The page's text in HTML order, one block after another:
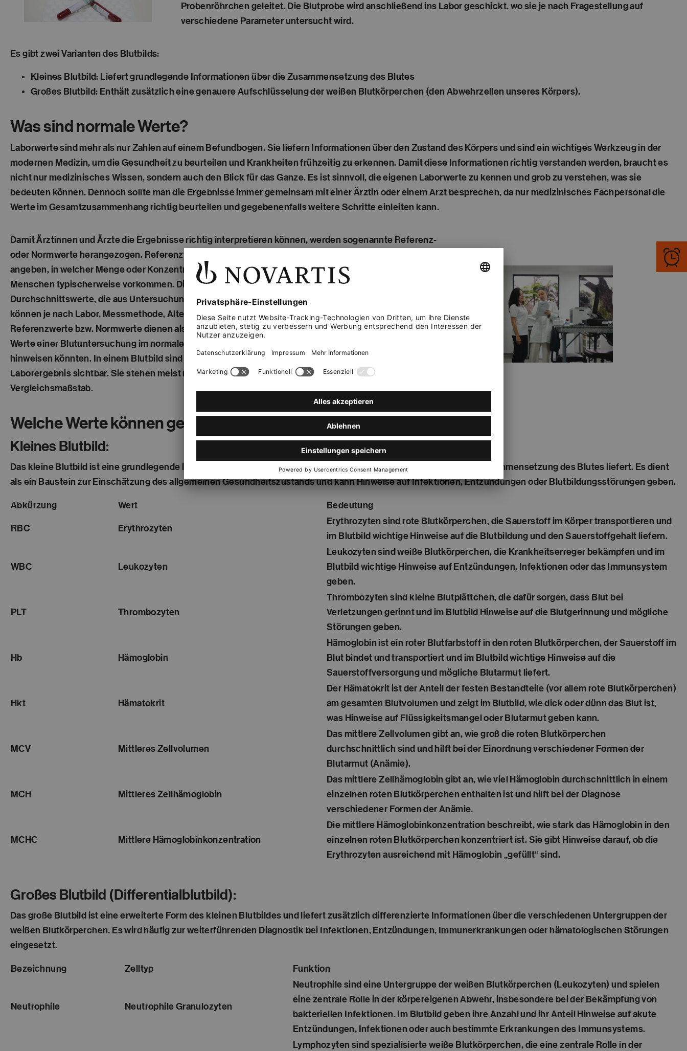
Probenröhrchen geleitet. Die Blutprobe wird anschließend ins Labor geschickt, wo sie je nach Fragestellung auf
verschiedene Parameter untersucht wird.
Es gibt zwei Varianten des Blutbilds:
Kleines Blutbild: Liefert grundlegende Informationen über die Zusammensetzung des Blutes
Großes Blutbild: Enthält zusätzlich eine genauere Aufschlüsselung der weißen Blutkörperchen (den Abwehrzellen unseres Körpers).
Was sind normale Werte?
Laborwerte sind mehr als nur Zahlen auf einem Befundbogen. Sie liefern Informationen über den Zustand des Körpers und sind ein wichtiges Werkzeug in der
modernen Medizin, um die Gesundheit zu beurteilen und Krankheiten frühzeitig zu erkennen. Damit diese Informationen richtig verstanden werden, braucht es
nicht nur medizinisches Wissen, sondern auch den Blick für das Ganze. Es ist sinnvoll, die eigenen Laborwerte zu kennen und grob zu verstehen, was sie
bedeuten können. Dennoch sollte man die Ergebnisse immer gemeinsam mit einer Ärztin oder einem Arzt besprechen, da nur medizinisches Fachpersonal die
Werte im Gesamtzusammenhang richtig beurteilen und gegebenenfalls weitere Schritte einleiten kann.
Damit Ärztinnen und Ärzte die Ergebnisse richtig interpretieren können, werden sogenannte Referenz-
oder Normwerte herangezogen. Referenzwerte bzw. Normwerte im Blutbild sind Zahlenbereiche, die
angeben, in welcher Menge oder Konzentration die untersuchten Blutbestandteile bei gesunden
Menschen typischerweise vorkommen. Diese Referenzbereiche sind keine festen Grenzwerte, sondern
Durchschnittswerte, die aus Untersuchungen an vielen gesunden Menschen ermittelt wurden. Sie
können je nach Labor, Messmethode, Alter, Geschlecht und anderen Faktoren leicht variieren.
Referenzwerte bzw. Normwerte dienen als Vergleichsmaßstab, um zu beurteilen, ob die gemessenen
Werte einer Blutuntersuchung im normalen Bereich liegen oder ob sie auf eine mögliche Erkrankung
hinweisen könnten. In einem Blutbild sind die Referenzwerte bzw. Normwerte in der Regel direkt auf dem
Laborergebnis sichtbar. Sie stehen meist neben oder unter den gemessenen Werten und dienen als
Vergleichsmaßstab.
Welche Werte können gemessen werden?
Kleines Blutbild:
Das kleine Blutbild ist eine grundlegende labordiagnostische Untersuchung, die wichtige Informationen über die Zusammensetzung des Blutes liefert. Es dient
als ein Baustein zur Einschätzung des allgemeinen Gesundheitszustands und kann Hinweise auf Infektionen, Entzündungen oder Blutbildungsstörungen geben.
Abkürzung Wert Bedeutung
RBC Erythrozyten
Erythrozyten sind rote Blutkörperchen, die Sauerstoff im Körper transportieren und
im Blutbild wichtige Hinweise auf die Blutbildung und den Sauerstoffgehalt liefern.
WBC Leukozyten
Leukozyten sind weiße Blutkörperchen, die Krankheitserreger bekämpfen und im
Blutbild wichtige Hinweise auf Entzündungen, Infektionen oder das Immunsystem
geben.
PLT Thrombozyten
Thrombozyten sind kleine Blutplättchen, die dafür sorgen, dass Blut bei
Verletzungen gerinnt und im Blutbild Hinweise auf die Blutgerinnung und mögliche
Störungen geben.
Hb Hämoglobin
Hämoglobin ist ein roter Blutfarbstoff in den roten Blutkörperchen, der Sauerstoff im
Blut bindet und transportiert und im Blutbild wichtige Hinweise auf die
Sauerstoffversorgung und mögliche Blutarmut liefert.
Hkt Hämatokrit
Der Hämatokrit ist der Anteil der festen Bestandteile (vor allem rote Blutkörperchen)
am gesamten Blutvolumen und zeigt im Blutbild, wie dick oder dünn das Blut ist,
was Hinweise auf Flüssigkeitsmangel oder Blutarmut geben kann.
MCV Mittleres Zellvolumen
Das mittlere Zellvolumen gibt an, wie groß die roten Blutkörperchen
durchschnittlich sind und hilft bei der Einordnung verschiedener Formen der
Blutarmut (Anämie).
MCH Mittleres Zellhämoglobin
Das mittlere Zellhämoglobin gibt an, wie viel Hämoglobin durchschnittlich in einem
einzelnen roten Blutkörperchen enthalten ist und hilft bei der Diagnose
verschiedener Formen der Anämie.
MCHC Mittlere Hämoglobinkonzentration
Die mittlere Hämoglobinkonzentration beschreibt, wie stark das Hämoglobin in den
einzelnen roten Blutkörperchen konzentriert ist. Sie gibt Hinweise darauf, ob die
Erythrozyten ausreichend mit Hämoglobin „gefüllt“ sind.
Großes Blutbild (Differentialblutbild):
Das große Blutbild ist eine erweiterte Form des kleinen Blutbildes und liefert zusätzlich differenzierte Informationen über die verschiedenen Untergruppen der
weißen Blutkörperchen. Es wird häufig zur weiterführenden Diagnostik bei Infektionen, Entzündungen, Immunerkrankungen oder hämatologischen Störungen
eingesetzt.
Bezeichnung Zelltyp Funktion
Neutrophile Neutrophile Granulozyten
Neutrophile sind eine Untergruppe der weißen Blutkörperchen (Leukozyten) und spielen
eine zentrale Rolle in der körpereigenen Abwehr, insbesondere bei der Bekämpfung von
bakteriellen Infektionen. Im Blutbild geben ihre Anzahl und ihr Anteil Hinweise auf akute
Entzündungen, Infektionen oder auch bestimmte Erkrankungen des Immunsystems.
Lymphozyten sind spezialisierte weiße Blutkörperchen, die eine zentrale Rolle in der